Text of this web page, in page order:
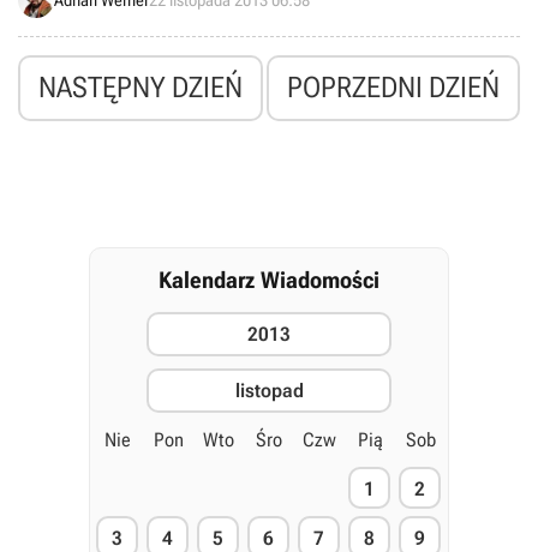
NASTĘPNY DZIEŃ POPRZEDNI DZIEŃ
Kalendarz Wiadomości
2013
listopad
Nie Pon Wto Śro Czw Pią Sob
1 2
3 4 5 6 7 8 9